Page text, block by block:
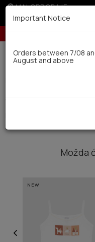
MALOPRODAJE
Besplatna
Dostava u
SORTIRATI
Možda
NEW
Important Notice
Orders between 7/08
August and above